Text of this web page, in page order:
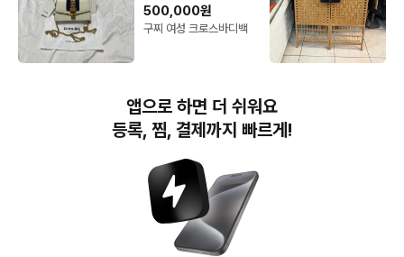
500,000원
구찌 여성 크로스바디백
정품 구찌 인터로킹 체인
크로스백 팝니다
번개장터(주) 사업자정보, 이용약관 및 기타 법적고지
번개장터㈜는 통신판매중개자이며, 통신판매의 당사자가 아닙니다. 전자상거래 등에서의
소비자보호에 관한 법률 등 관련 법령 및 번개장터㈜의 약관에 따라 상품, 상품정보, 거래에 관한 책임은
앱으로 하면 더 쉬워요
등록, 찜, 결제까지 빠르게!